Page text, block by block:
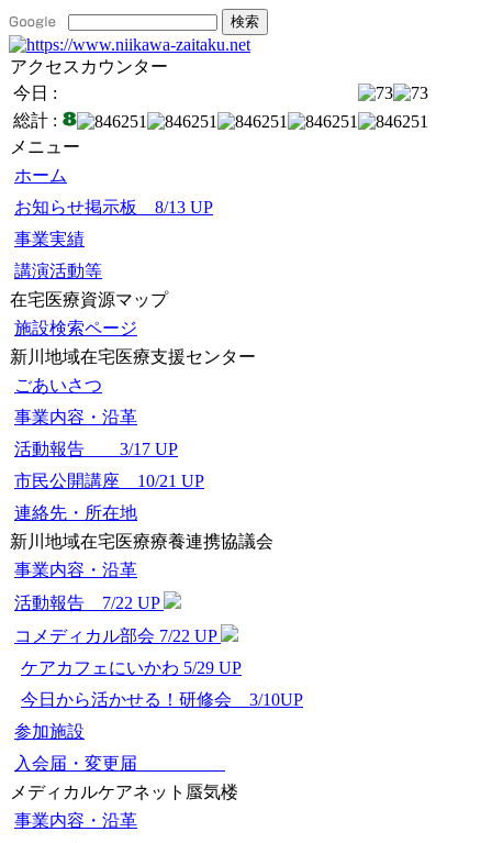
アクセスカウンター
今日 :
総計 :
メニュー
ホーム
お知らせ掲示板 8/13 UP
事業実績
講演活動等
在宅医療資源マップ
施設検索ページ
新川地域在宅医療支援センター
ごあいさつ
事業内容・沿革
活動報告 3/17 UP
市民公開講座 10/21 UP
連絡先・所在地
新川地域在宅医療療養連携協議会
事業内容・沿革
活動報告 7/22 UP
コメディカル部会 7/22 UP
ケアカフェにいかわ 5/29 UP
今日から活かせる！研修会 3/10UP
参加施設
入会届・変更届
メディカルケアネット蜃気楼
事業内容・沿革